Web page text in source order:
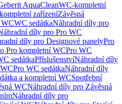
AquaCleanWC-kompletní
zařízeníZávěsná
WC sedátkaNáhradní díly pro
díly pro Pro WC
díly pro Designové panelyPro
Pro kompletní WCPro WC
sedátkaPříslušenstvíNáhradní díly
Pro WC sedátkaNáhradní díly
a kompletní WCSpotřební
WCNáhradní díly pro Závěsná
Náhradní díly pro